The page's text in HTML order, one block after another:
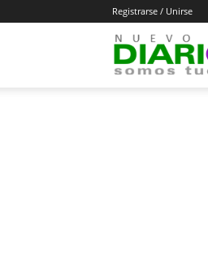
Registrarse / Unirse